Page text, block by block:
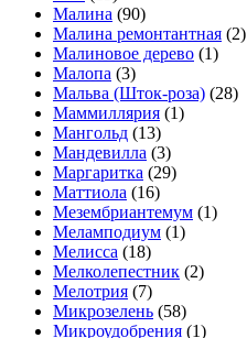
Малина (90)
Малина ремонтантная (2)
Малиновое дерево (1)
Малопа (3)
Мальва (Шток-роза) (28)
Маммиллярия (1)
Мангольд (13)
Мандевилла (3)
Маргаритка (29)
Маттиола (16)
Мезембриантемум (1)
Меламподиум (1)
Мелисса (18)
Мелколепестник (2)
Мелотрия (7)
Микрозелень (58)
Микроудобрения (1)